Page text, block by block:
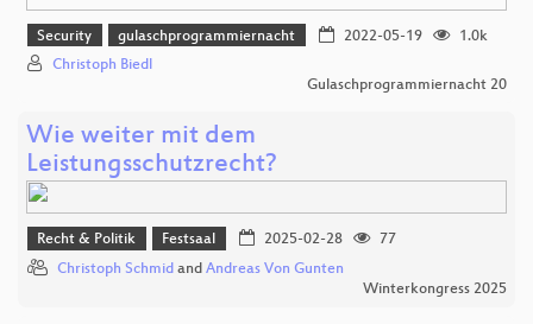
Security gulaschprogrammiernacht 2022-05-19
1.0k
Christoph Biedl
Gulaschprogrammiernacht 20
Wie weiter mit dem
Leistungsschutzrecht?
Recht & Politik Festsaal 2025-02-28
77
Christoph Schmid and Andreas Von Gunten
Winterkongress 2025